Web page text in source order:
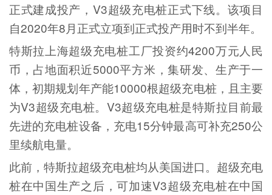
正式建成投产，V3超级充电桩正式下线。该项目
自2020年8月正式立项到正式投产用时不到半年。
特斯拉上海超级充电桩工厂投资约4200万元人民
币，占地面积近5000平方米，集研发、生产于一
体，初期规划年产能10000根超级充电桩，且主要
为V3超级充电桩。V3超级充电桩是特斯拉目前最
先进的充电桩设备，充电15分钟最高可补充250公
里续航电量。
此前，特斯拉超级充电桩均从美国进口。超级充电
桩在中国生产之后，可加速V3超级充电桩在中国